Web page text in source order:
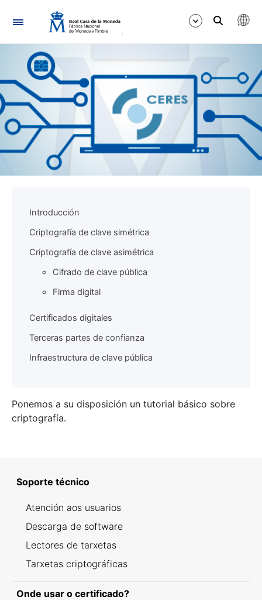
Navegación
Mostrar/Ocultar
Mostrar/Ocultar
Introducción
Criptografía de clave simétrica
Criptografía de clave asimétrica
Cifrado de clave pública
Firma digital
Certificados digitales
Terceras partes de confianza
Infraestructura de clave pública
Ponemos a su disposición un tutorial básico sobre
criptografía.
Soporte técnico
Atención aos usuarios
Descarga de software
Lectores de tarxetas
Tarxetas criptográficas
Onde usar o certificado?